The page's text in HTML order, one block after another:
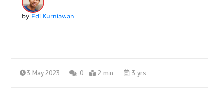
by Edi Kurniawan
3 May 2023 0 2 min 3 yrs